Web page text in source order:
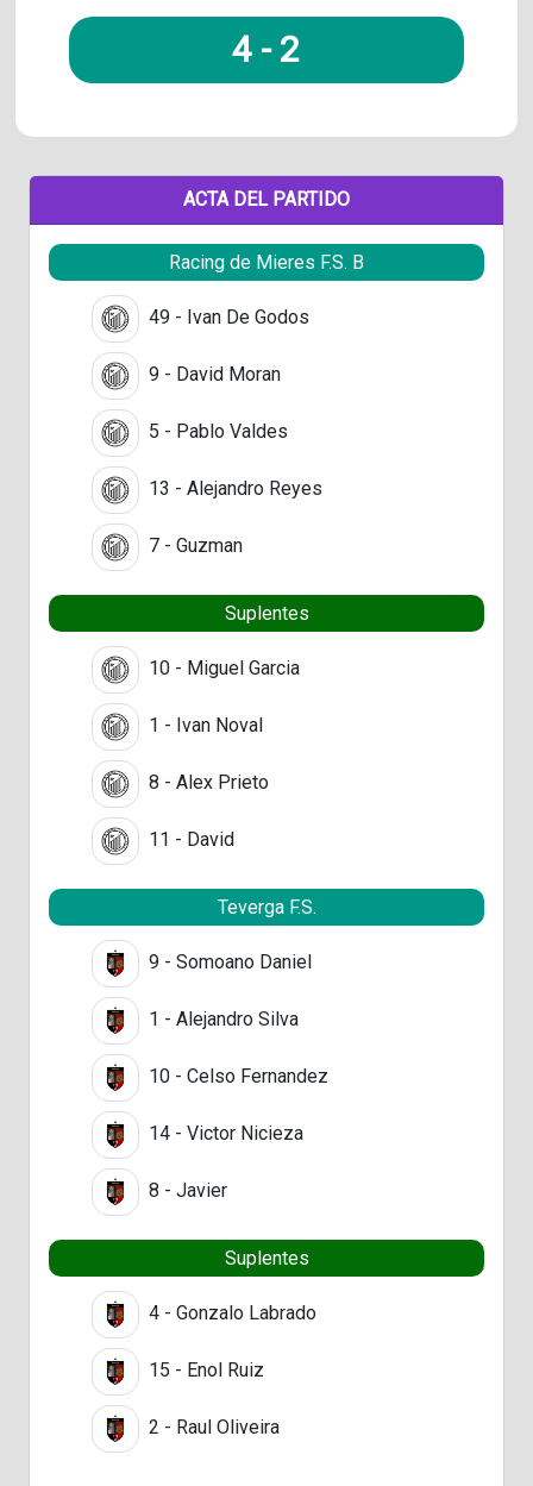
4 - 2
ACTA DEL PARTIDO
Racing de Mieres F.S. B
49 - Ivan De Godos
9 - David Moran
5 - Pablo Valdes
13 - Alejandro Reyes
7 - Guzman
Suplentes
10 - Miguel Garcia
1 - Ivan Noval
8 - Alex Prieto
11 - David
Teverga F.S.
9 - Somoano Daniel
1 - Alejandro Silva
10 - Celso Fernandez
14 - Victor Nicieza
8 - Javier
Suplentes
4 - Gonzalo Labrado
15 - Enol Ruiz
2 - Raul Oliveira